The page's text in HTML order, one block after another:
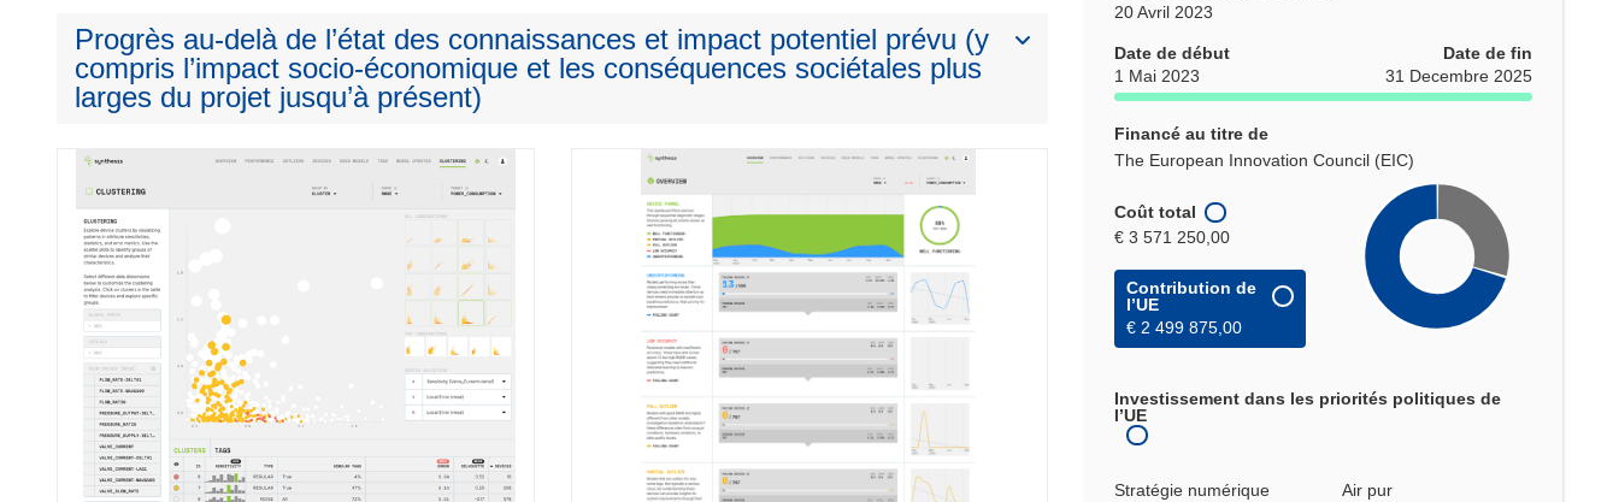
20 Avril 2023
Date de début
1 Mai 2023
Date de fin
31 Decembre 2025
Financé au titre de
The European Innovation Council (EIC)
Coût total
€ 3 571 250,00
Contribution de
l’UE
€ 2 499 875,00
Investissement dans les priorités politiques de
l’UE
Stratégie numérique Air pur
Progrès au-delà de l’état des connaissances et impact potentiel prévu (y
compris l’impact socio-économique et les conséquences sociétales plus
larges du projet jusqu’à présent)